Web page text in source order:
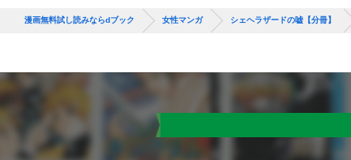
漫画無料試し読みならdブック 女性マンガ シェヘラザードの嘘【分冊】